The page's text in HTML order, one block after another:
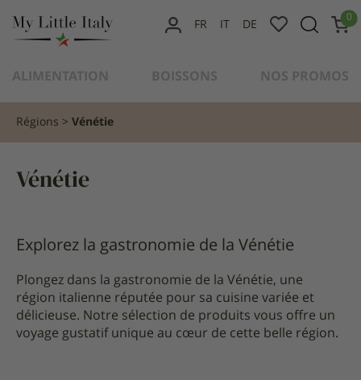
ALIMENTATION BOISSONS NOS PROMOS
FR DE
0
Régions Vénétie
Vénétie
Explorez la gastronomie de la Vénétie
Plongez dans la gastronomie de la Vénétie, une
région italienne réputée pour sa cuisine variée et
délicieuse. Notre sélection de produits vous offre un
voyage gustatif unique au cœur de cette belle région.